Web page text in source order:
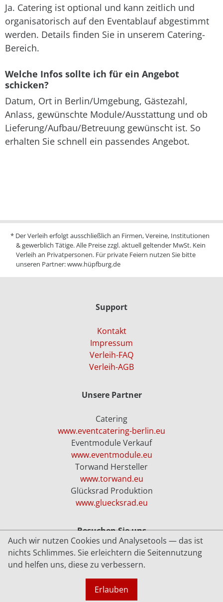
Ja. Catering ist optional und kann zeitlich und
organisatorisch auf den Eventablauf abgestimmt
werden. Details finden Sie in unserem Catering-
Bereich.
Welche Infos sollte ich für ein Angebot
schicken?
Datum, Ort in Berlin/Umgebung, Gästezahl,
Anlass, gewünschte Module/Ausstattung und ob
Lieferung/Aufbau/Betreuung gewünscht ist. So
erhalten Sie schnell ein passendes Angebot.
* Der Verleih erfolgt ausschließlich an Firmen, Vereine, Institutionen
& gewerblich Tätige. Alle Preise zzgl. aktuell geltender MwSt. Kein
Verleih an Privatpersonen. Für private Feiern nutzen Sie bitte
unseren Partner:www.hüpfburg.de
Support
Kontakt
Impressum
Verleih-FAQ
Verleih-AGB
Unsere Partner
Catering
www.eventcatering-berlin.eu
Eventmodule Verkauf
www.eventmodule.eu
Torwand Hersteller
www.torwand.eu
Glücksrad Produktion
www.gluecksrad.eu
Besuchen Sie uns
Youtube
Facebook
Datenschutz
Links zu Partnern
Auch wir nutzen Cookies und Analysetools — das ist
nichts Schlimmes. Sie erleichtern die Seitennutzung
und helfen uns, diese zu verbessern.
Erlauben